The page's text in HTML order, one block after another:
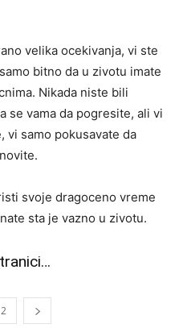
velika ocekivanja, vi ste
bitno da u zivotu imate
Nikada niste bili
se vama da pogresite, ali vi
vi samo pokusavate da
svoje dragoceno vreme
sta je vazno u zivotu.
2